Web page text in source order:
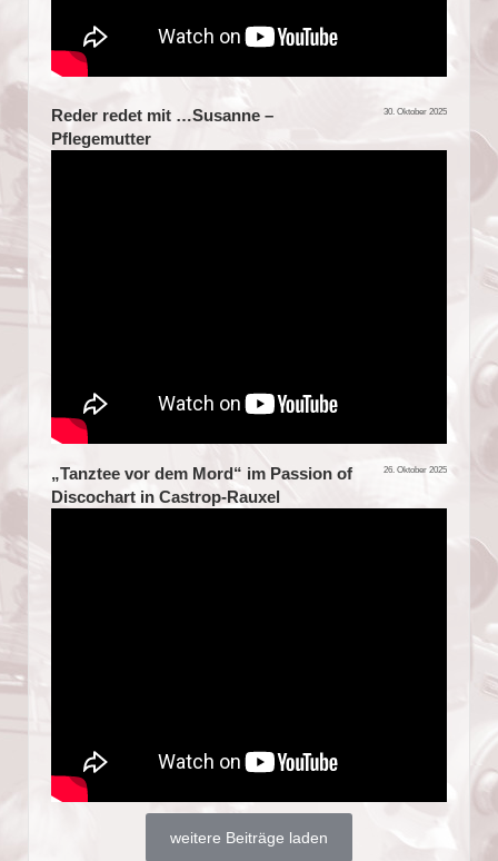
Reder redet mit …Susanne –
Pflegemutter
30. Oktober 2025
„Tanztee vor dem Mord“ im Passion of
Discochart in Castrop-Rauxel
26. Oktober 2025
weitere Beiträge laden